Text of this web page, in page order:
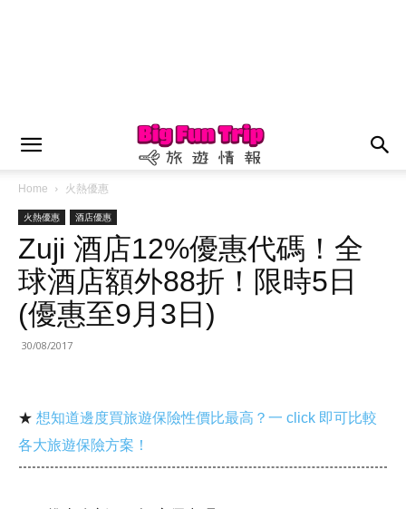
Home 火熱優惠
火熱優惠 酒店優惠
Zuji 酒店12%優惠代碼！全
球酒店額外88折！限時5日
(優惠至9月3日)
30/08/2017
★ 想知道邊度買旅遊保險性價比最高？一 click 即可比較
各大旅遊保險方案！